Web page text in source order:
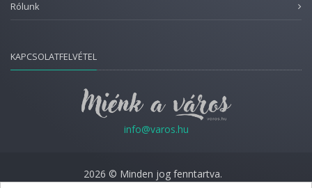
Rólunk
KAPCSOLATFELVÉTEL
info@varos.hu
2026 © Minden jog fenntartva.